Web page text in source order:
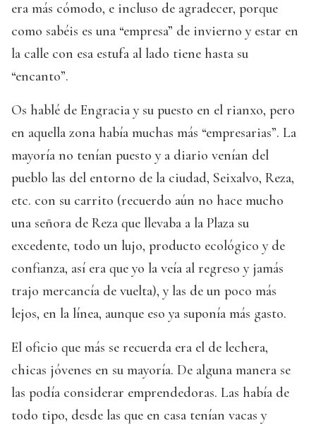
era más cómodo, e incluso de agradecer, porque
como sabéis es una “empresa” de invierno y estar en
la calle con esa estufa al lado tiene hasta su
“encanto”.
Os hablé de Engracia y su puesto en el rianxo, pero
en aquella zona había muchas más “empresarias”. La
mayoría no tenían puesto y a diario venían del
pueblo las del entorno de la ciudad, Seixalvo, Reza,
etc. con su carrito (recuerdo aún no hace mucho
una señora de Reza que llevaba a la Plaza su
excedente, todo un lujo, producto ecológico y de
confianza, así era que yo la veía al regreso y jamás
trajo mercancía de vuelta), y las de un poco más
lejos, en la línea, aunque eso ya suponía más gasto.
El oficio que más se recuerda era el de lechera,
chicas jóvenes en su mayoría. De alguna manera se
las podía considerar emprendedoras. Las había de
todo tipo, desde las que en casa tenían vacas y